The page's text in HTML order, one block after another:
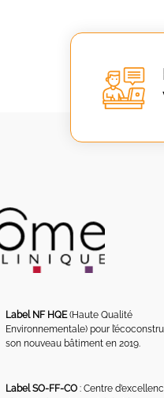
Label NF HQE(Haute Qualité
Environnementale) pour
son nouveau bâtiment en 2019.
Label SO-FF-CO : Centre